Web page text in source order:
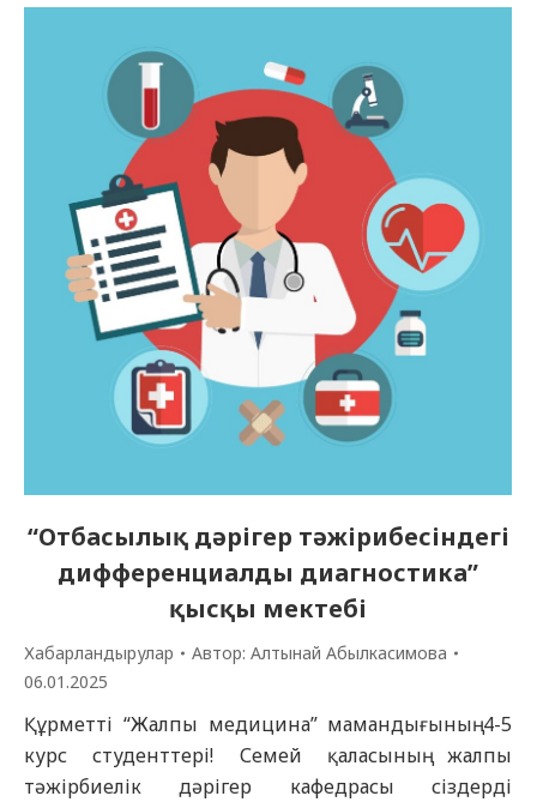
“Отбасылық дәрігер тәжірибесіндегі
дифференциалды диагностика”
қысқы мектебі
Хабарландырулар Автор: Алтынай Абылкасимова
06.01.2025
Құрметті “Жалпы медицина” мамандығының 4-5
курс студенттері! Семей қаласының жалпы
тәжірбиелік дәрігер кафедрасы сіздерді